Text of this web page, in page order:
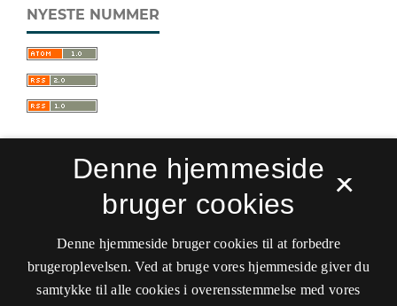
NYESTE NUMMER
Sprogforum. Tidsskrift for sprog- og
kulturpædagogik
ISSN 0909-9328 (Trykt)
ISSN 1399-8617 (Online)
Tilgængelighedserklæring
×
Denne hjemmeside
bruger cookies
Denne hjemmeside bruger cookies til at forbedre
brugeroplevelsen. Ved at bruge vores hjemmeside giver du
samtykke til alle cookies i overensstemmelse med vores